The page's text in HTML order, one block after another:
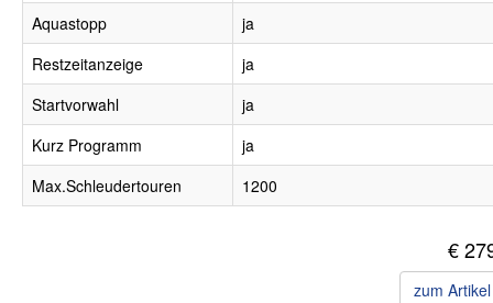
Aquastopp
ja
Restzeitanzeige
ja
Startvorwahl
ja
Kurz Programm
ja
Max.Schleudertouren
1200
€
zum